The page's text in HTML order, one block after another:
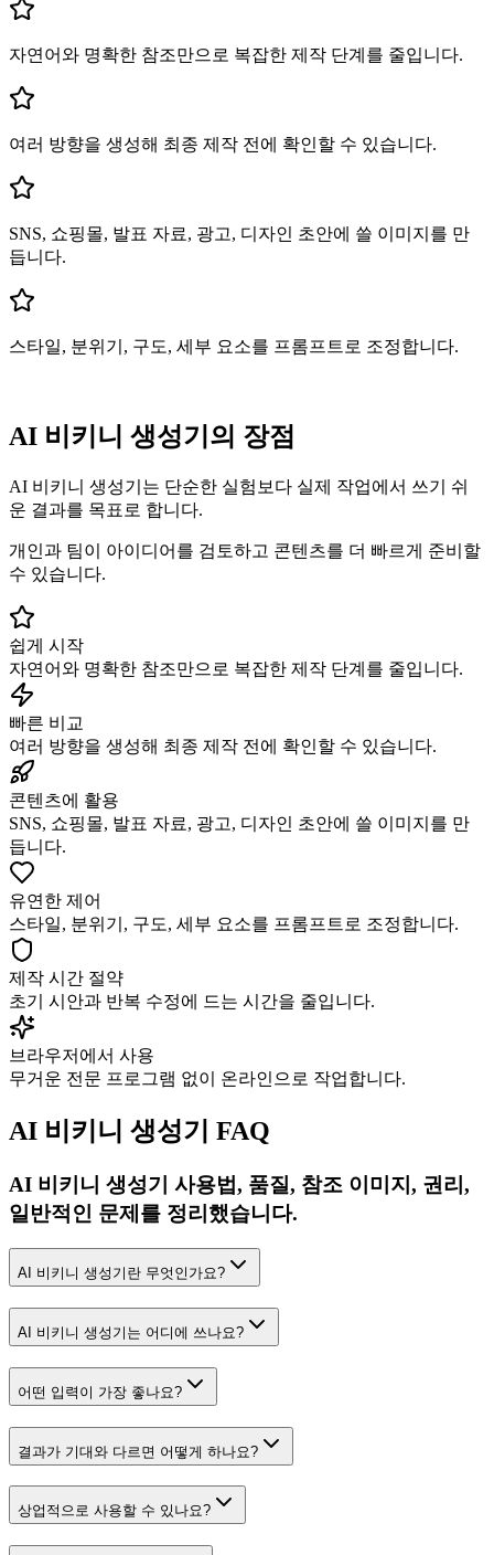
자연어와 명확한 참조만으로 복잡한 제작 단계를 줄입니다.
여러 방향을 생성해 최종 제작 전에 확인할 수 있습니다.
SNS, 쇼핑몰, 발표 자료, 광고, 디자인 초안에 쓸 이미지를 만
듭니다.
스타일, 분위기, 구도, 세부 요소를 프롬프트로 조정합니다.
AI 비키니 생성기의 장점
AI 비키니 생성기는 단순한 실험보다 실제 작업에서 쓰기 쉬
운 결과를 목표로 합니다.
개인과 팀이 아이디어를 검토하고 콘텐츠를 더 빠르게 준비할
수 있습니다.
쉽게 시작
자연어와 명확한 참조만으로 복잡한 제작 단계를 줄입니다.
빠른 비교
여러 방향을 생성해 최종 제작 전에 확인할 수 있습니다.
콘텐츠에 활용
SNS, 쇼핑몰, 발표 자료, 광고, 디자인 초안에 쓸 이미지를 만
듭니다.
유연한 제어
스타일, 분위기, 구도, 세부 요소를 프롬프트로 조정합니다.
제작 시간 절약
초기 시안과 반복 수정에 드는 시간을 줄입니다.
브라우저에서 사용
무거운 전문 프로그램 없이 온라인으로 작업합니다.
AI 비키니 생성기 FAQ
AI 비키니 생성기 사용법, 품질, 참조 이미지, 권리,
일반적인 문제를 정리했습니다.
AI 비키니 생성기란 무엇인가요?
AI 비키니 생성기는 어디에 쓰나요?
어떤 입력이 가장 좋나요?
결과가 기대와 다르면 어떻게 하나요?
상업적으로 사용할 수 있나요?